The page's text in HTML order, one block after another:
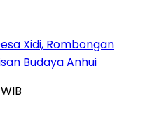
Xidi, Rombongan
Budaya Anhui